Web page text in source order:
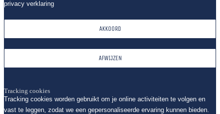
privacy verklaring
AKKOORD
AFWIJZEN
Tracking cookies
Tracking cookies worden gebruikt om je online activiteiten te volgen en
vast te leggen, zodat we een gepersonaliseerde ervaring kunnen bieden.